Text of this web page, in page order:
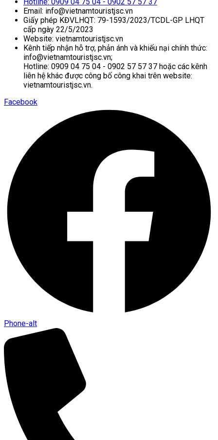
Hotline: 0909 04 75 04 - 0902 57 57 37
Email: info@vietnamtouristjsc.vn
Giấy phép KĐVLHQT: 79-1593/2023/TCDL-GP LHQT
cấp ngày 22/5/2023
Website: vietnamtouristjsc.vn
Kênh tiếp nhận hỗ trợ, phản ánh và khiếu nại chính thức:
info@vietnamtouristjsc.vn;
Hotline: 0909 04 75 04 - 0902 57 57 37 hoặc các kênh
liên hệ khác được công bố công khai trên website:
vietnamtouristjsc.vn.
Facebook
Phone-alt